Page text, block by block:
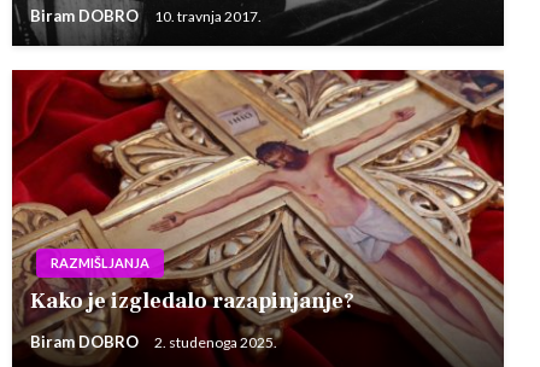
Biram DOBRO 10. travnja 2017.
RAZMIŠLJANJA
Kako je izgledalo razapinjanje?
Biram DOBRO 2. studenoga 2025.